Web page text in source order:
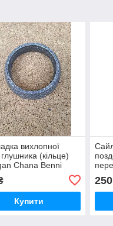
вихлопної
(кільце)
Chana Benni
Купити
250